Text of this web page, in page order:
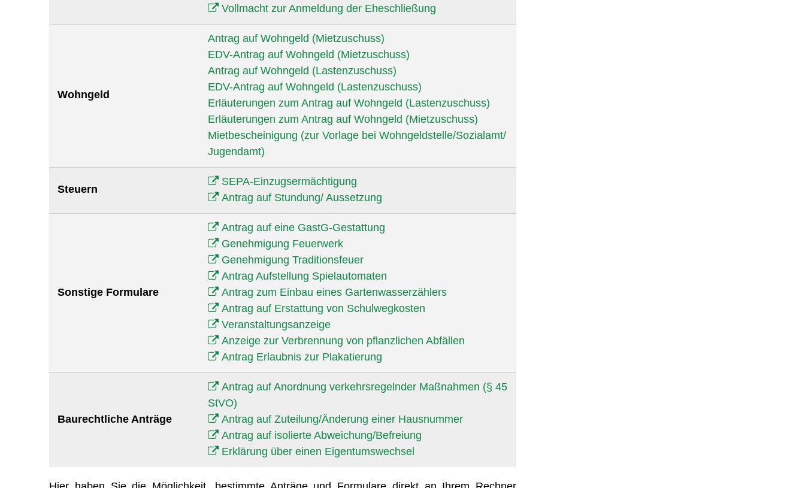
Vollmacht zur Anmeldung der Eheschließung
Wohngeld
Antrag auf Wohngeld (Mietzuschuss)
EDV-Antrag auf Wohngeld (Mietzuschuss)
Antrag auf Wohngeld (Lastenzuschuss)
EDV-Antrag auf Wohngeld (Lastenzuschuss)
Erläuterungen zum Antrag auf Wohngeld (Lastenzuschuss)
Erläuterungen zum Antrag auf Wohngeld (Mietzuschuss)
Mietbescheinigung (zur Vorlage bei Wohngeldstelle/Sozialamt/
Jugendamt)
Steuern
SEPA-Einzugsermächtigung
Antrag auf Stundung/ Aussetzung
Sonstige Formulare
Antrag auf eine GastG-Gestattung
Genehmigung Feuerwerk
Genehmigung Traditionsfeuer
Antrag Aufstellung Spielautomaten
Antrag zum Einbau eines Gartenwasserzählers
Antrag auf Erstattung von Schulwegkosten
Veranstaltungsanzeige
Anzeige zur Verbrennung von pflanzlichen Abfällen
Antrag Erlaubnis zur Plakatierung
Baurechtliche Anträge
Antrag auf Anordnung verkehrsregelnder Maßnahmen (§ 45
StVO)
Antrag auf Zuteilung/Änderung einer Hausnummer
Antrag auf isolierte Abweichung/Befreiung
Erklärung über einen Eigentumswechsel